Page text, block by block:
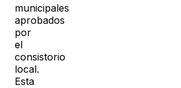
municipales
aprobados
por
el
consistorio
local.
Esta